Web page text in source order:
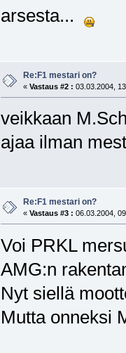
arsesta...
Re:F1 mestari on?
« Vastaus #2 : 03.03.2004,
veikkaan
ajaa ilman
Re:F1 mestari on?
« Vastaus #3 : 06.03.2004,
Voi PRKL
AMG:n
Nyt siellä
Mutta onneksi